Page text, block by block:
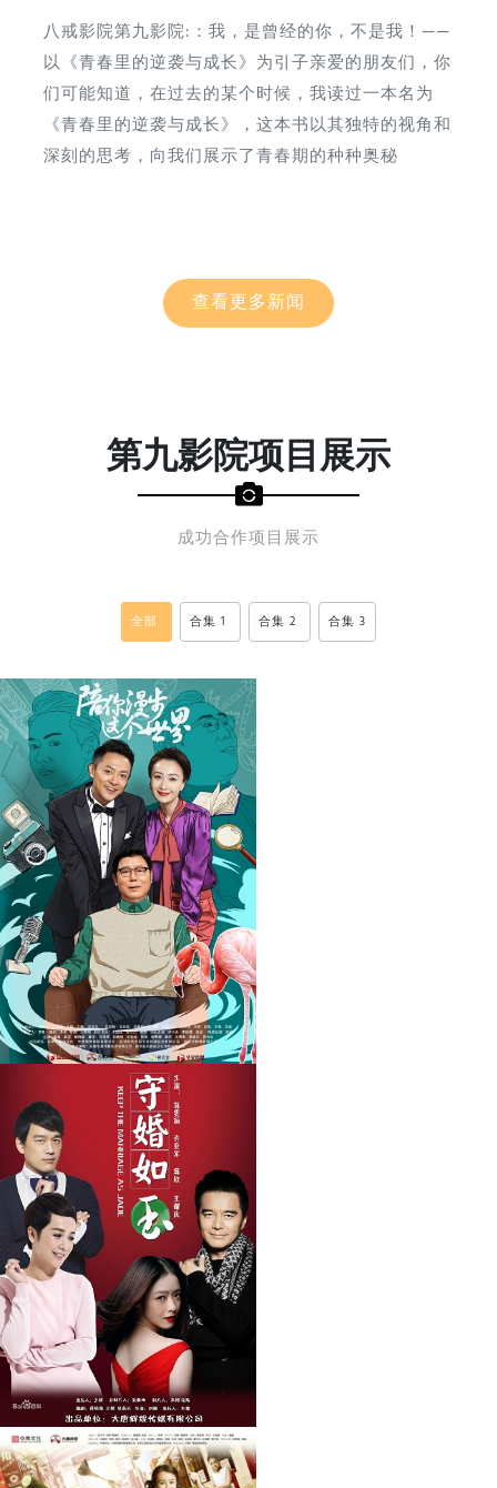
八戒影院第九影院:：我，是曾经的你，不是我！——
以《青春里的逆袭与成长》为引子亲爱的朋友们，你
们可能知道，在过去的某个时候，我读过一本名为
《青春里的逆袭与成长》，这本书以其独特的视角和
深刻的思考，向我们展示了青春期的种种奥秘
查看更多新闻
第九影院项目展示
成功合作项目展示
全部 合集 1 合集 2 合集 3